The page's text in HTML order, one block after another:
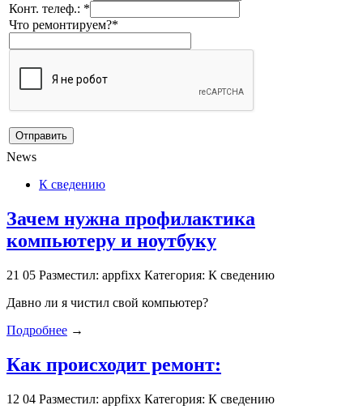
Конт. телеф.: *
Что ремонтируем?*
News
К сведению
Зачем нужна профилактика
компьютеру и ноутбуку
21 05 Разместил: appfixx Категория: К сведению
Давно ли я чистил свой компьютер?
Подробнее →
Как происходит ремонт:
12 04 Разместил: appfixx Категория: К сведению